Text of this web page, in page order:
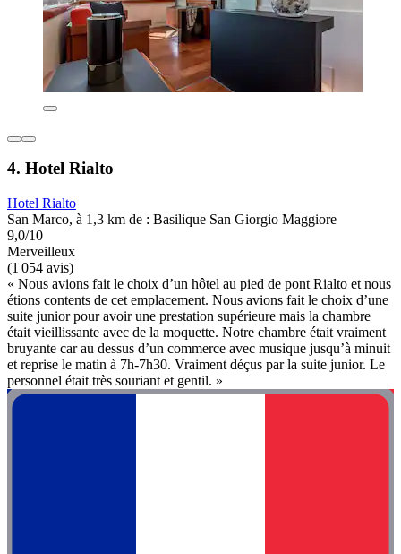
4. Hotel Rialto
Hotel Rialto
San Marco, à 1,3 km de : Basilique San Giorgio Maggiore
9,0/10
Merveilleux
(1 054 avis)
« Nous avions fait le choix d’un hôtel au pied de pont Rialto et nous
étions contents de cet emplacement. Nous avions fait le choix d’une
suite junior pour avoir une prestation supérieure mais la chambre
était vieillissante avec de la moquette. Notre chambre était vraiment
bruyante car au dessus d’un commerce avec musique jusqu’à minuit
et reprise le matin à 7h-7h30. Vraiment déçus par la suite junior. Le
personnel était très souriant et gentil. »